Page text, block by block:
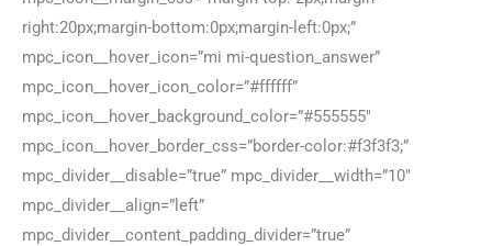
right:20px;margin-bottom:0px;margin-left:0px;”
mpc_icon__hover_icon=”mi mi-question_answer”
mpc_icon__hover_icon_color=”#ffffff”
mpc_icon__hover_background_color=”#555555″
mpc_icon__hover_border_css=”border-color:#f3f3f3;”
mpc_divider__disable=”true” mpc_divider__width=”10″
mpc_divider__align=”left”
mpc_divider__content_padding_divider=”true”